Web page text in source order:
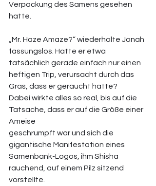
Verpackung des Samens gesehen
hatte.
„Mr. Haze Amaze?“ wiederholte Jonah
fassungslos. Hatte er etwa
tatsächlich gerade einfach nur einen
heftigen Trip, verursacht durch das
Gras, dass er geraucht hatte?
Dabei wirkte alles so real, bis auf die
Tatsache, dass er auf die Größe einer
Ameise
geschrumpft war und sich die
gigantische Manifestation eines
Samenbank-Logos, ihm Shisha
rauchend, auf einem Pilz sitzend
vorstellte.